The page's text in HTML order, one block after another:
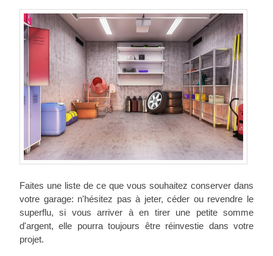
Faites une liste de ce que vous souhaitez conserver dans
votre garage: n'hésitez pas à jeter, céder ou revendre le
superflu, si vous arriver à en tirer une petite somme
d'argent, elle pourra toujours être réinvestie dans votre
projet.